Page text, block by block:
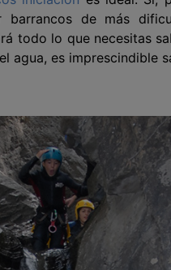
barrancos de más
todo lo que necesitas
agua, es imprescindible